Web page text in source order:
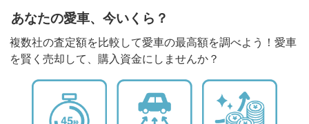
あなたの愛車、今いくら？
複数社の査定額を比較して愛車の最高額を調べよう！愛車
を賢く売却して、購入資金にしませんか？